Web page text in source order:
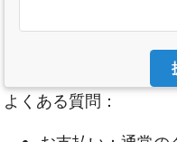
よくある質問：